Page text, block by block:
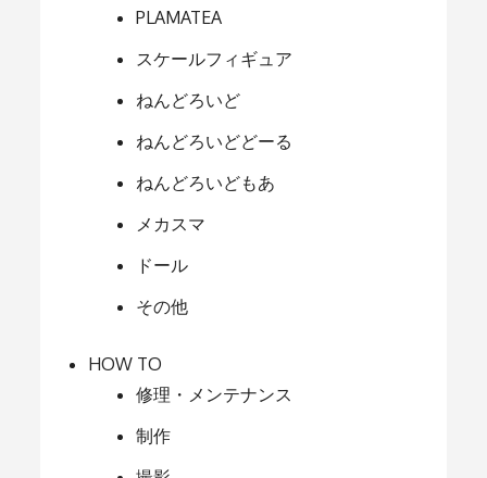
PLAMATEA
スケールフィギュア
ねんどろいど
ねんどろいどどーる
ねんどろいどもあ
メカスマ
ドール
その他
HOW TO
修理・メンテナンス
制作